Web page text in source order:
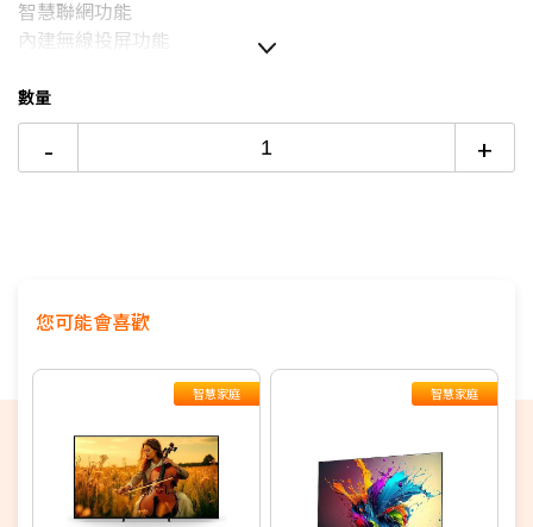
24期
智慧聯網功能
內建無線投屏功能
本商品僅含運送到府而已，不含樓層
偏遠地區及外島不送！
任釐清無法確實。
★為保障雙方，請自行開箱錄影，避免商品毀損、破片爭議
★電視如需加購到府安裝服務，請備注在訂單中，收到訂單
後將依不同尺寸另外報價，安裝費用將現場收費
單順序陸續出貨，如遇原廠供貨延遲，將會再另外發送簡訊
若您同意以上約定事項再行下單，謝謝。
數量
- +
您可能會喜歡
智慧家庭 智慧家庭